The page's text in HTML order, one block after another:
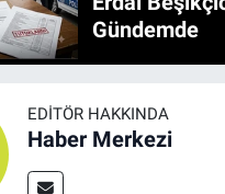
Gündemde
EDITÖR HAKKINDA
Haber Merkezi